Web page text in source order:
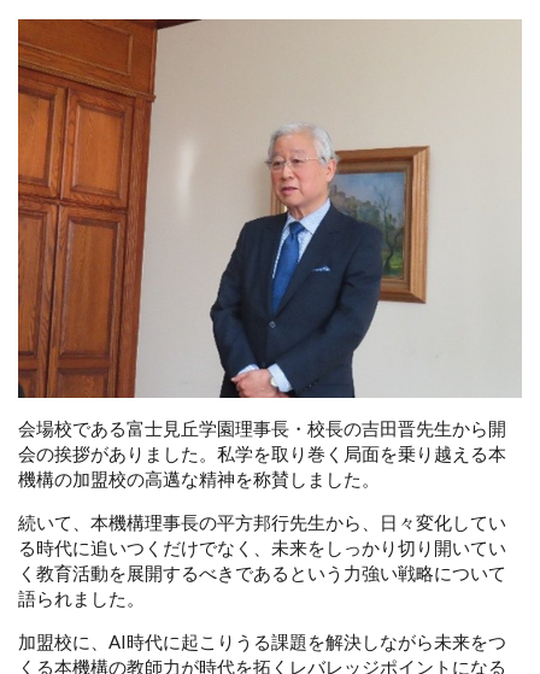
会場校である富士見丘学園理事長・校長の吉田晋先生から開
会の挨拶がありました。私学を取り巻く局面を乗り越える本
機構の加盟校の高邁な精神を称賛しました。
続いて、本機構理事長の平方邦行先生から、日々変化してい
る時代に追いつくだけでなく、未来をしっかり切り開いてい
く教育活動を展開するべきであるという力強い戦略について
語られました。
加盟校に、AI時代に起こりうる課題を解決しながら未来をつ
くる本機構の教師力が時代を拓くレバレッジポイントになる